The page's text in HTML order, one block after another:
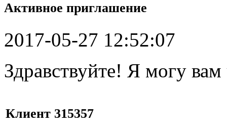
Активное приглашение
2017-05-27 12:52:07
Здравствуйте! Я могу
Клиент 315357